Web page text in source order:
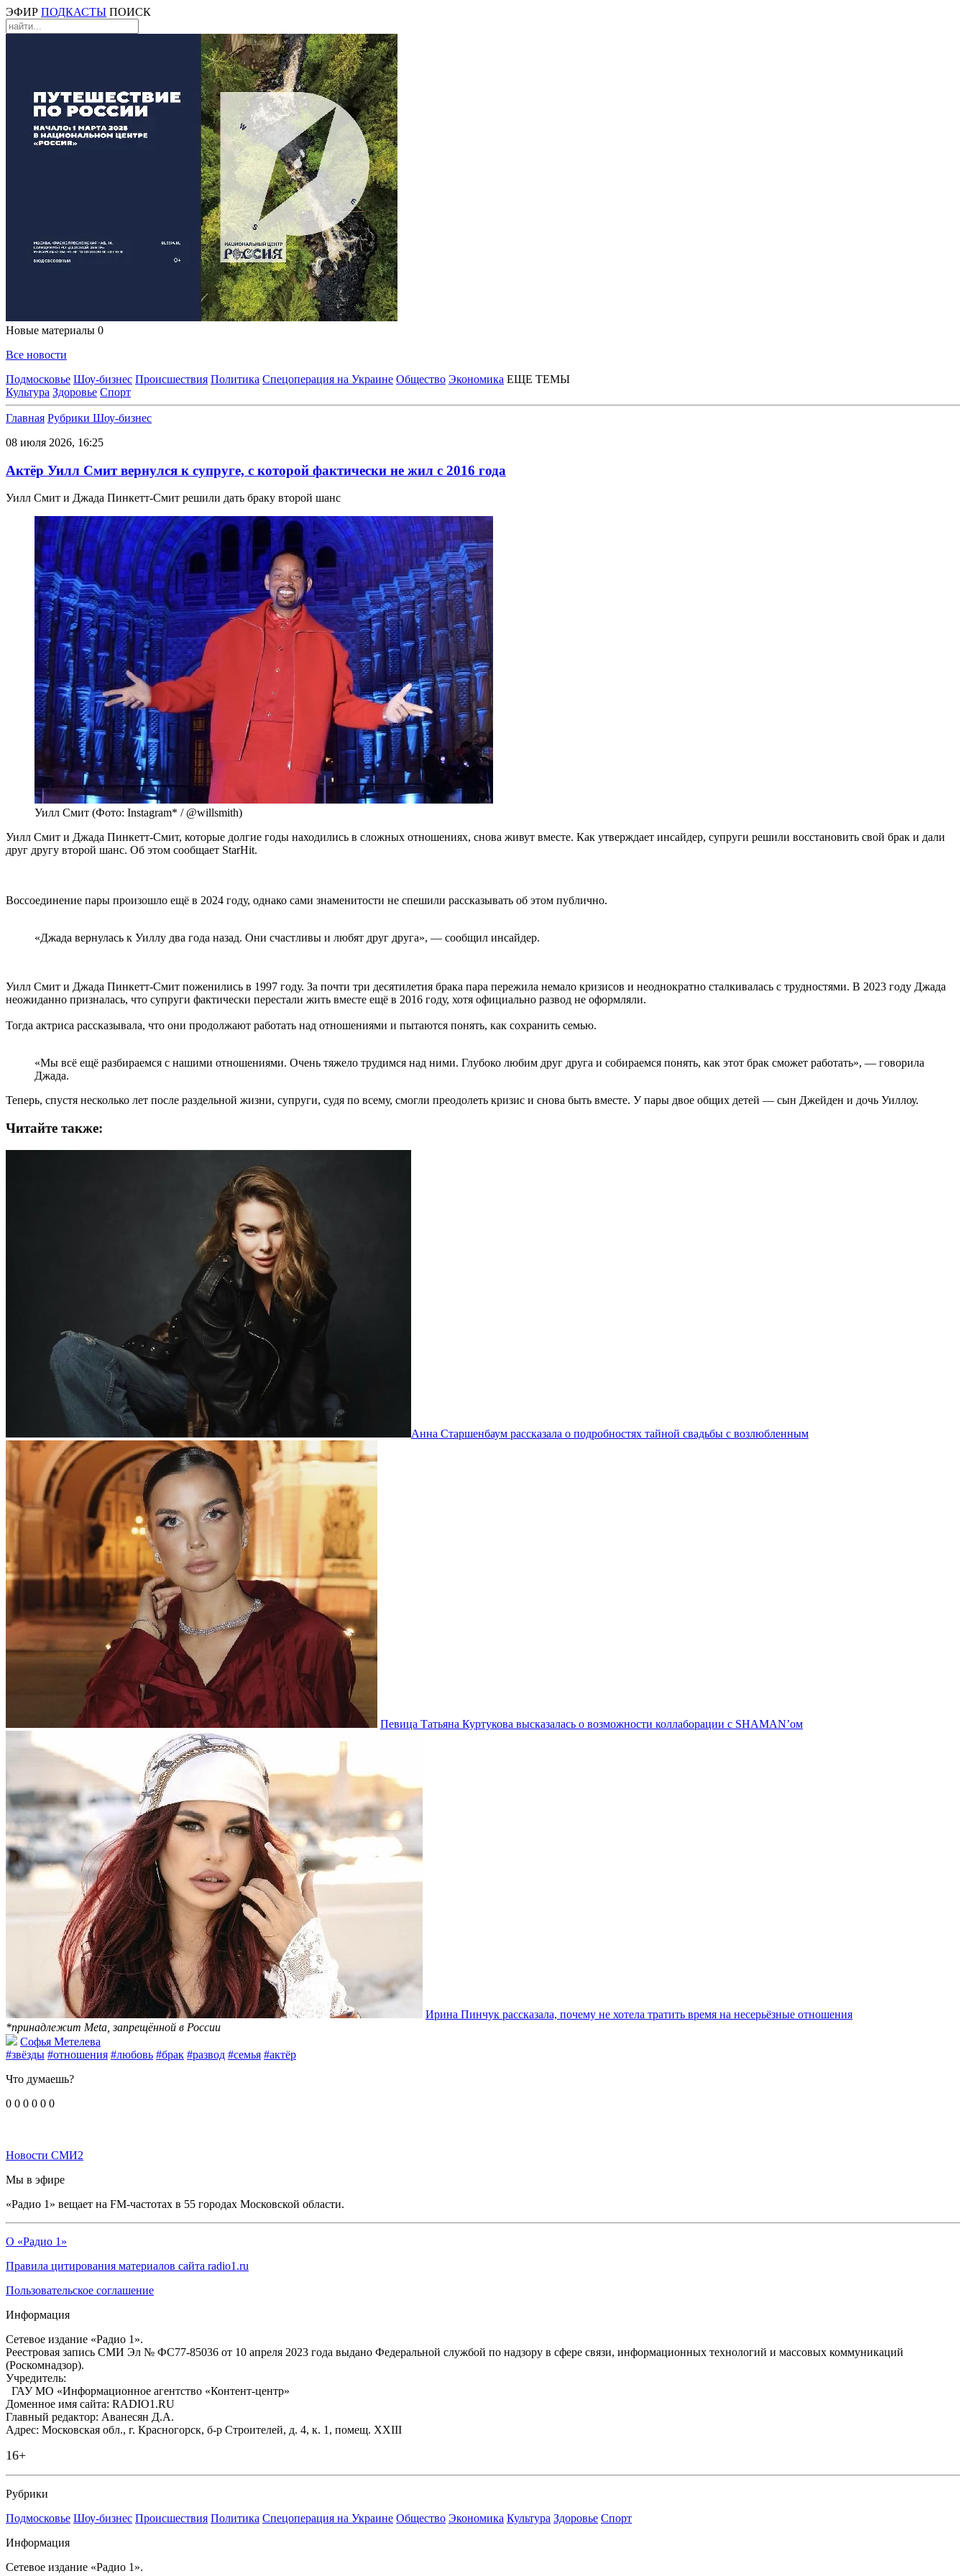
ЭФИР ПОДКАСТЫ ПОИСК
Новые материалы 0
Все новости
Подмосковье Шоу-бизнес Происшествия Политика Спецоперация на Украине Общество Экономика ЕЩЕ ТЕМЫ
Культура Здоровье Спорт
Главная Рубрики Шоу-бизнес
08 июля 2026, 16:25
Актёр Уилл Смит вернулся к супруге, с которой фактически не жил с 2016 года
Уилл Смит и Джада Пинкетт-Смит решили дать браку второй шанс
Уилл Смит (Фото: Instagram* / @willsmith)
Уилл Смит и Джада Пинкетт-Смит, которые долгие годы находились в сложных отношениях, снова живут вместе. Как утверждает инсайдер, супруги решили восстановить свой брак и дали
друг другу второй шанс. Об этом сообщает StarHit.
Воссоединение пары произошло ещё в 2024 году, однако сами знаменитости не спешили рассказывать об этом публично.
«Джада вернулась к Уиллу два года назад. Они счастливы и любят друг друга», — сообщил инсайдер.
Уилл Смит и Джада Пинкетт-Смит поженились в 1997 году. За почти три десятилетия брака пара пережила немало кризисов и неоднократно сталкивалась с трудностями. В 2023 году Джада
неожиданно призналась, что супруги фактически перестали жить вместе ещё в 2016 году, хотя официально развод не оформляли.
Тогда актриса рассказывала, что они продолжают работать над отношениями и пытаются понять, как сохранить семью.
«Мы всё ещё разбираемся с нашими отношениями. Очень тяжело трудимся над ними. Глубоко любим друг друга и собираемся понять, как этот брак сможет работать», — говорила
Джада.
Теперь, спустя несколько лет после раздельной жизни, супруги, судя по всему, смогли преодолеть кризис и снова быть вместе. У пары двое общих детей — сын Джейден и дочь Уиллоу.
Читайте также:
Анна Старшенбаум рассказала о подробностях тайной свадьбы с возлюбленным
Певица Татьяна Куртукова высказалась о возможности коллаборации с SHAMAN’ом
Ирина Пинчук рассказала, почему не хотела тратить время на несерьёзные отношения
*принадлежит Meta, запрещённой в России
Софья Метелева
#звёзды #отношения #любовь #брак #развод #семья #актёр
Что думаешь?
0 0 0 0 0 0
Новости СМИ2
Мы в эфире
«Радио 1» вещает на FM-частотах в 55 городах Московской области.
О «Радио 1»
Правила цитирования материалов сайта radio1.ru
Пользовательское соглашение
Информация
Сетевое издание «Радио 1».
Реестровая запись СМИ Эл № ФС77-85036 от 10 апреля 2023 года выдано Федеральной службой по надзору в сфере связи, информационных технологий и массовых коммуникаций
(Роскомнадзор).
Учредитель:
ГАУ МО «Информационное агентство «Контент-центр»
Доменное имя сайта: RADIO1.RU
Главный редактор: Аванесян Д.А.
Адрес: Московская обл., г. Красногорск, б-р Строителей, д. 4, к. 1, помещ. XXIII
16+
Рубрики
Подмосковье Шоу-бизнес Происшествия Политика Спецоперация на Украине Общество Экономика Культура Здоровье Спорт
Информация
Сетевое издание «Радио 1».